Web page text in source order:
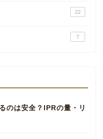
22
7
のは安全？IPRの量・リ